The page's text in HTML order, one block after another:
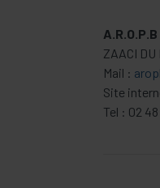
A.R.O.P.B
ZAACI
Mail :
Site
Tel : 02